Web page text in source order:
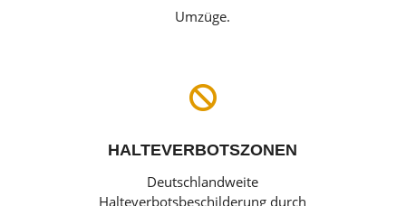
Umzüge.

HALTEVERBOTSZONEN
Deutschlandweite
Halteverbotsbeschilderung durch